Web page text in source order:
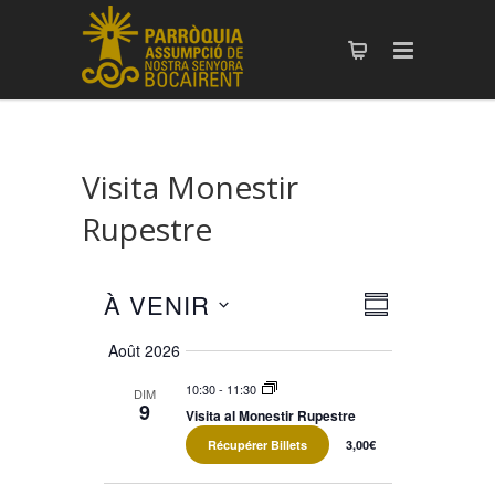
Visita Monestir
Rupestre
Navigation
par
Navigation
RÉSUMÉ
À VENIR
la
Août 2026
DIM
9
10:30- 11:30
Visita al Monestir Rupestre
Récupérer Billets 3,00€